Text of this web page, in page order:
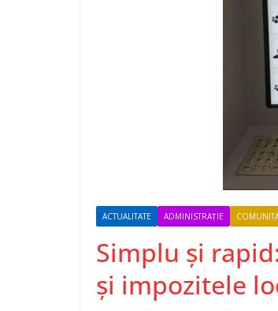
ACTUALITATE ADMINISTRAȚIE
Simplu și
și impozitele